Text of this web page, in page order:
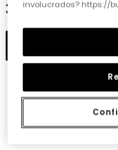
32,95 €
involucrados? https://